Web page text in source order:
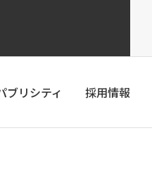
ブリシティ 採用情報